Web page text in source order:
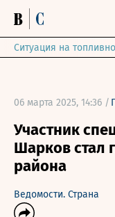
Ситуация на
06 марта 2025, 14:36 /
Участник
Шарков стал
района
Ведомости. Страна